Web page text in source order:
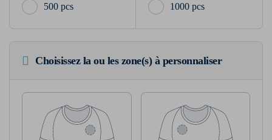
500 pcs 1000 pcs
Choisissez la ou les zone(s) à personnaliser